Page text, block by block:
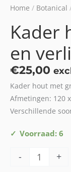
Home / Botanical
Kader
en
€25,00
Kader hout met
Afmetingen: 120
Verschillende
Voorraad: 6
-
Kader
met
+